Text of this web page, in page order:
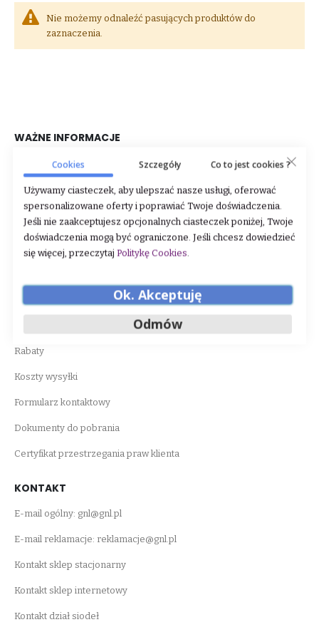
Nie możemy odnaleźć pasujących produktów do
zaznaczenia.
WAŻNE INFORMACJE
Dane firmy
Regulamin
Zwroty i reklamacje
Rabaty
Koszty wysyłki
Formularz kontaktowy
Dokumenty do pobrania
Certyfikat przestrzegania praw klienta
KONTAKT
E-mail ogólny: gnl@gnl.pl
E-mail reklamacje: reklamacje@gnl.pl
Kontakt sklep stacjonarny
Kontakt sklep internetowy
Kontakt dział siodeł
Cookies Szczegóły Co to jest cookies ?
Używamy ciasteczek, aby ulepszać nasze usługi, oferować
spersonalizowane oferty i poprawiać Twoje doświadczenia.
Jeśli nie zaakceptujesz opcjonalnych ciasteczek poniżej, Twoje
doświadczenia mogą być ograniczone. Jeśli chcesz dowiedzieć
się więcej, przeczytaj Politykę Cookies.
Ok. Akceptuję
Odmów